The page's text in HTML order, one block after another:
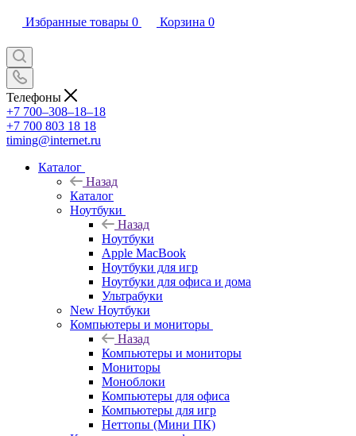
Избранные товары 0 Корзина 0
Телефоны
+7 700‒308‒18‒18
+7 700 803 18 18
timing@internet.ru
Каталог
Назад
Каталог
Ноутбуки
Назад
Ноутбуки
Apple MacBook
Ноутбуки для игр
Ноутбуки для офиса и дома
Ультрабуки
New Ноутбуки
Компьютеры и мониторы
Назад
Компьютеры и мониторы
Мониторы
Моноблоки
Компьютеры для офиса
Компьютеры для игр
Неттопы (Мини ПК)